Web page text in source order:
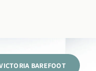
BAREFOOT